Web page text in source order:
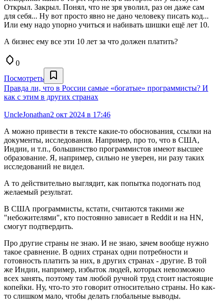
Открыл. Закрыл. Понял, что не зря уволил, раз он даже сам
для себя... Ну вот просто явно не дано человеку писать код...
Или ему надо упорно учиться и набивать шишки ещё лет 10.
А бизнес ему все эти 10 лет за что должен платить?
0
Посмотреть
Правда ли, что в России самые «богатые» программисты? И
как с этим в других странах
UncleJonathan2 окт 2024 в 17:46
А можно привести в тексте какие-то обоснования, ссылки на
документы, исследования. Например, про то, что в США,
Индии, и т.п., большинство программистов имеют высшее
образование. Я, например, сильно не уверен, ни разу таких
исследований не видел.
А то действительно выглядит, как попытка подогнать под
желаемый результат.
В США программисты, кстати, считаются такими же
"небожителями", кто постоянно зависает в Reddit и на HN,
смогут подтвердить.
Про другие страны не знаю. И не знаю, зачем вообще нужно
такое сравнение. В одних странах одни потребности и
готовность платить за них, в других странах - другие. В той
же Индии, например, избыток людей, которых невозможно
всех занять, поэтому там любой ручной труд стоит настоящие
копейки. Ну, что-то это говорит относительно страны. Но как-
то слишком мало, чтобы делать глобальные выводы.